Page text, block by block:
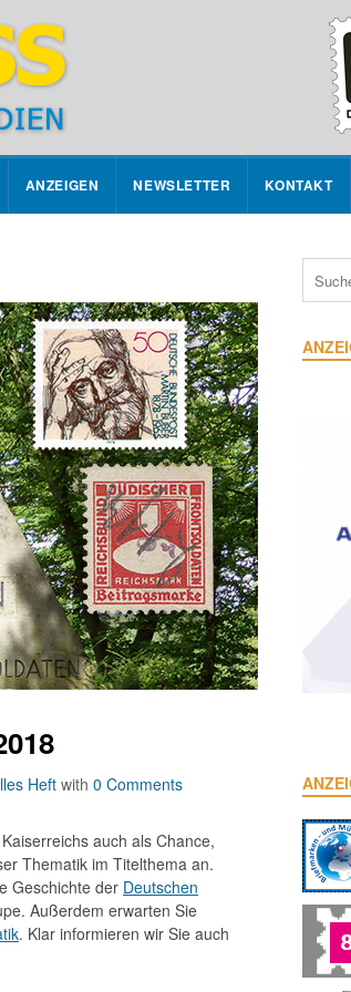
ANZEIGEN NEWSLETTER KONTAKT
Heftwith 0 Comments
auch als Chance,
Thematik im Titelthema an.
Geschichte der Deutschen
Außerdem erwarten Sie
. Klar informieren wir Sie auch